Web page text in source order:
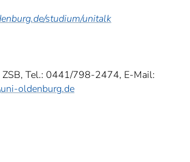
studium/unitalk
ZSB, Tel.: 0441/798-2474, E-Mail:
uni-oldenburg.de